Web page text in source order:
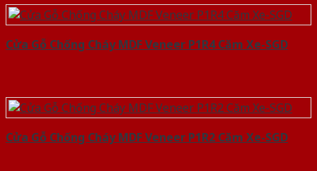
Cửa Gỗ Chống Cháy MDF Veneer P1R4 Căm Xe-SGD
Cửa Gỗ Chống Cháy MDF Veneer P1R2 Căm Xe-SGD